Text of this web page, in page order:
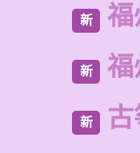
新 福
新 福
新